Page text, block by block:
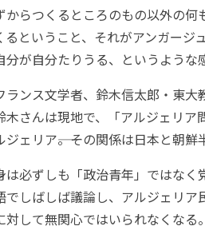
らつくるところのもの以外の何
るということ、それがアンガー
が自分たりうる、というような
ンス文学者、鈴木信太郎・東
木さんは現地で、「アルジェリ
ェリア――。その関係は日本と朝鮮
必ずしも「政治青年」ではな
でしばしば議論し、アルジェリ
して無関心ではいられなくなる。